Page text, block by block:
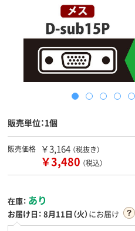
販売単位：1個
販売価格 ￥3,164 （税抜き）
￥3,480 （税込）
在庫： あり
お届け日： 8月11日（火）にお届け